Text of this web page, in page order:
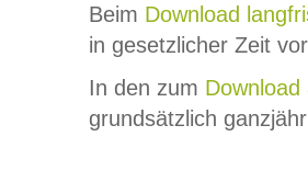
Beim Download
in gesetzlicher Zeit
In den zum Download
grundsätzlich